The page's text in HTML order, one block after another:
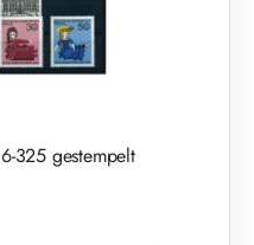
325 gestempelt